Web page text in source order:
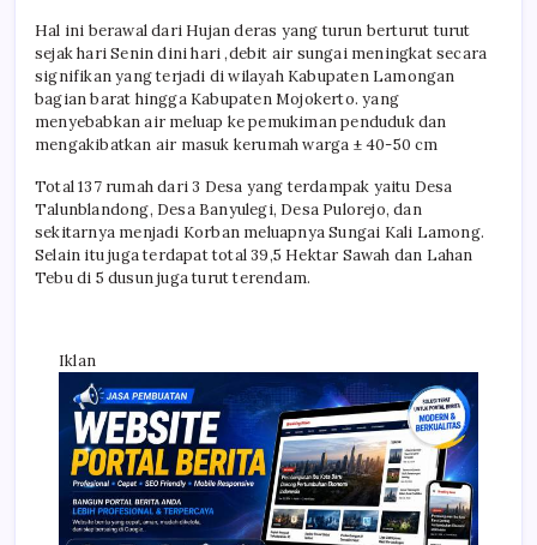
Hal ini berawal dari Hujan deras yang turun berturut turut
sejak hari Senin dini hari ,debit air sungai meningkat secara
signifikan yang terjadi di wilayah Kabupaten Lamongan
bagian barat hingga Kabupaten Mojokerto. yang
menyebabkan air meluap ke pemukiman penduduk dan
mengakibatkan air masuk kerumah warga ± 40-50 cm
Total 137 rumah dari 3 Desa yang terdampak yaitu Desa
Talunblandong, Desa Banyulegi, Desa Pulorejo, dan
sekitarnya menjadi Korban meluapnya Sungai Kali Lamong.
Selain itu juga terdapat total 39,5 Hektar Sawah dan Lahan
Tebu di 5 dusun juga turut terendam.
Iklan